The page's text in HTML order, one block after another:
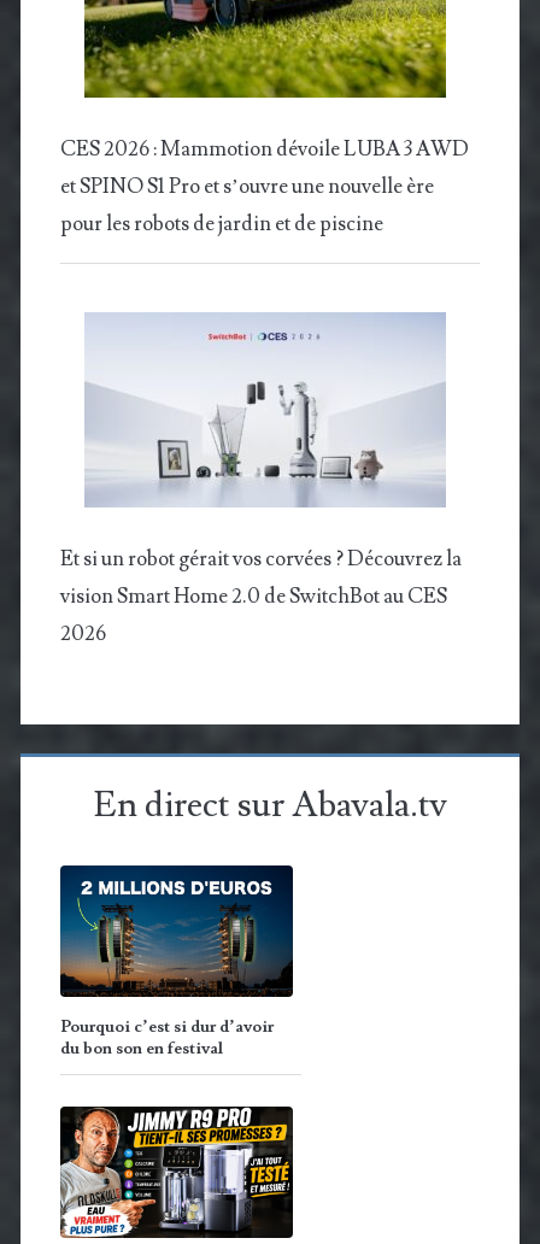
CES 2026 : Mammotion dévoile LUBA 3 AWD
et SPINO S1 Pro et s’ouvre une nouvelle ère
pour les robots de jardin et de piscine
Et si un robot gérait vos corvées ? Découvrez la
vision Smart Home 2.0 de SwitchBot au CES
2026
En direct sur Abavala.tv
Pourquoi c’est si dur d’avoir
du bon son en festival